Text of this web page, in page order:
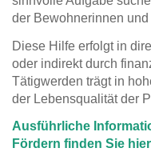
der Bewohnerinnen und
Diese Hilfe erfolgt in
oder indirekt durch
Tätigwerden trägt in
der Lebensqualität der
Ausführliche
Fördern finden Sie